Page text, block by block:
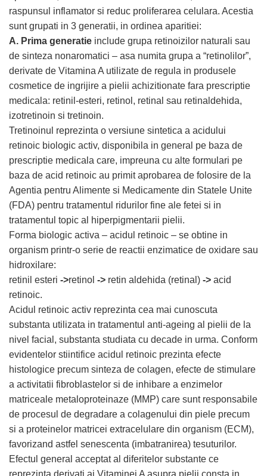
raspunsul inflamator si reduc proliferarea celulara. Acestia
sunt grupati in 3 generatii, in ordinea aparitiei:
A. Prima generatie include grupa retinoizilor naturali sau
de sinteza nonaromatici – asa numita grupa a “retinolilor”,
derivate de Vitamina A utilizate de regula in produsele
cosmetice de ingrijire a pielii achizitionate fara prescriptie
medicala: retinil-esteri, retinol, retinal sau retinaldehida,
izotretinoin si tretinoin.
Tretinoinul reprezinta o versiune sintetica a acidului
retinoic biologic activ, disponibila in general pe baza de
prescriptie medicala care, impreuna cu alte formulari pe
baza de acid retinoic au primit aprobarea de folosire de la
Agentia pentru Alimente si Medicamente din Statele Unite
(FDA) pentru tratamentul ridurilor fine ale fetei si in
tratamentul topic al hiperpigmentarii pielii.
Forma biologic activa – acidul retinoic – se obtine in
organism printr-o serie de reactii enzimatice de oxidare sau
hidroxilare:
retinil esteri ->retinol -> retin aldehida (retinal) -> acid
retinoic.
Acidul retinoic activ reprezinta cea mai cunoscuta
substanta utilizata in tratamentul anti-ageing al pielii de la
nivel facial, substanta studiata cu decade in urma. Conform
evidentelor stiintifice acidul retinoic prezinta efecte
histologice precum sinteza de colagen, efecte de stimulare
a activitatii fibroblastelor si de inhibare a enzimelor
matriceale metaloproteinaze (MMP) care sunt responsabile
de procesul de degradare a colagenului din piele precum
si a proteinelor matricei extracelulare din organism (ECM),
favorizand astfel senescenta (imbatranirea) tesuturilor.
Efectul general acceptat al diferitelor substante ce